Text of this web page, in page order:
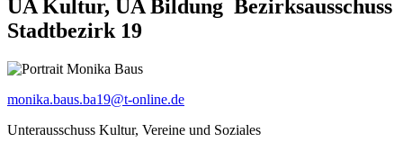
UA Kultur, UA Bildung Bezirksausschuss
Stadtbezirk 19
monika.baus.ba19@t-online.de
Unterausschuss Kultur, Vereine und Soziales